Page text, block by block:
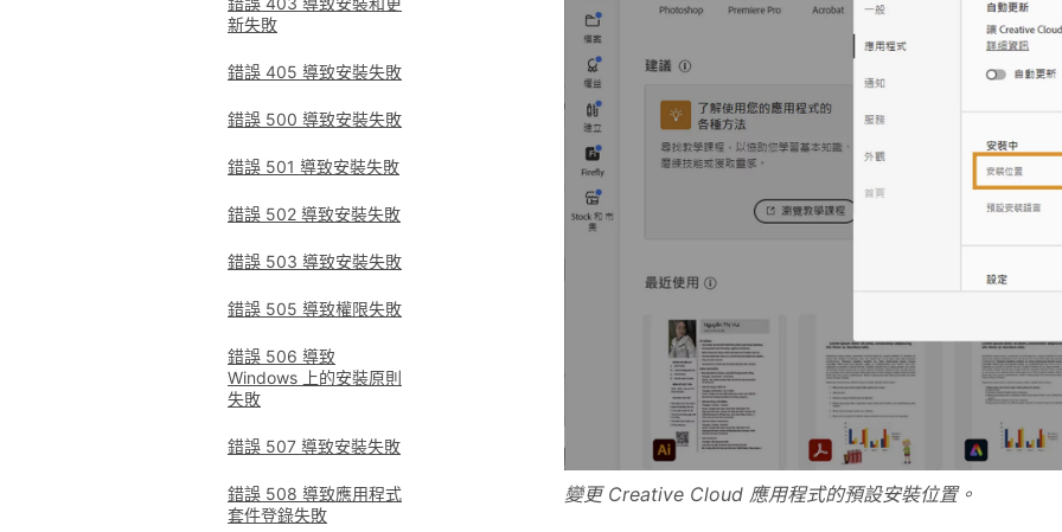
新失敗
錯誤 405 導致安裝失敗
錯誤 500 導致安裝失敗
錯誤 501 導致安裝失敗
錯誤 502 導致安裝失敗
錯誤 503 導致安裝失敗
錯誤 505 導致權限失敗
錯誤 506 導致
Windows 上的安裝原則
失敗
錯誤 507 導致安裝失敗
錯誤 508 導致應用程式
套件登錄失敗
變更 Creative Cloud 應用程式的預設安裝位置。